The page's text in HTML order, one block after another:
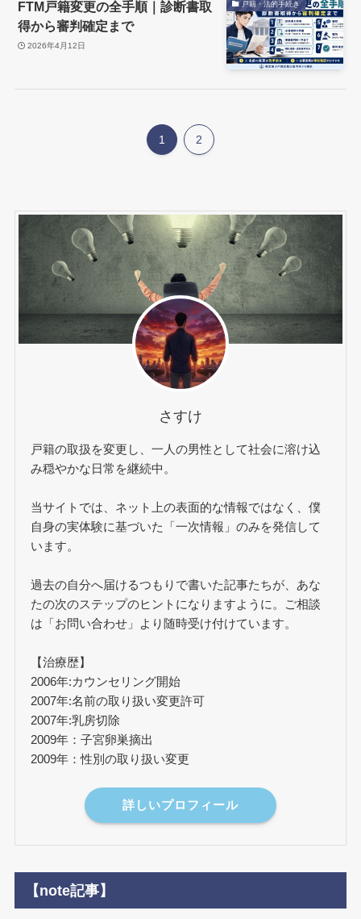
戸籍・法的手続き
FTM戸籍変更の全手順｜診断書取
得から審判確定まで
2026年4月12日
1 2
さすけ
戸籍の取扱を変更し、一人の男性として社会に溶け込
み穏やかな日常を継続中。
当サイトでは、ネット上の表面的な情報ではなく、僕
自身の実体験に基づいた「一次情報」のみを発信して
います。
過去の自分へ届けるつもりで書いた記事たちが、あな
たの次のステップのヒントになりますように。ご相談
は「お問い合わせ」より随時受け付けています。
【治療歴】
2006年:カウンセリング開始
2007年:名前の取り扱い変更許可
2007年:乳房切除
2009年：子宮卵巣摘出
2009年：性別の取り扱い変更
詳しいプロフィール
【note記事】